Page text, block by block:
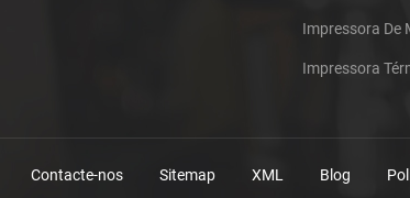
Impressora De
Impressora
Contacte-nos Sitemap XML Blog